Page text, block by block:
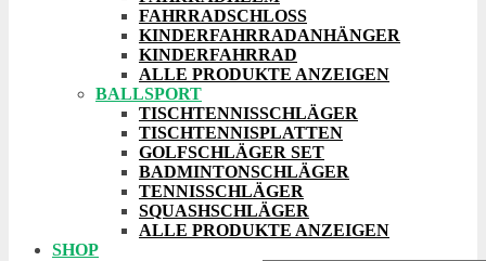
FAHRRADSCHLOSS
KINDERFAHRRADANHÄNGER
KINDERFAHRRAD
ALLE PRODUKTE ANZEIGEN
BALLSPORT
TISCHTENNISSCHLÄGER
TISCHTENNISPLATTEN
GOLFSCHLÄGER SET
BADMINTONSCHLÄGER
TENNISSCHLÄGER
SQUASHSCHLÄGER
ALLE PRODUKTE ANZEIGEN
SHOP